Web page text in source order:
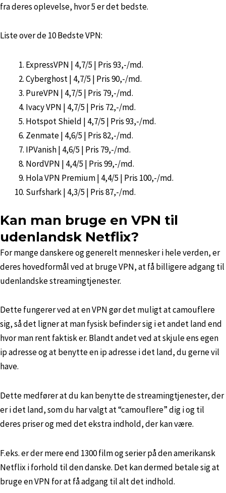
fra deres oplevelse, hvor 5 er det bedste.
Liste over de 10 Bedste VPN:
ExpressVPN | 4,7/5 | Pris 93,-/md.
Cyberghost | 4,7/5 | Pris 90,-/md.
PureVPN | 4,7/5 | Pris 79,-/md.
Ivacy VPN | 4,7/5 | Pris 72,-/md.
Hotspot Shield | 4,7/5 | Pris 93,-/md.
Zenmate | 4,6/5 | Pris 82,-/md.
IPVanish | 4,6/5 | Pris 79,-/md.
NordVPN | 4,4/5 | Pris 99,-/md.
Hola VPN Premium | 4,4/5 | Pris 100,-/md.
Surfshark | 4,3/5 | Pris 87,-/md.
Kan man bruge en VPN til
udenlandsk Netflix?
For mange danskere og generelt mennesker i hele verden, er
deres hovedformål ved at bruge VPN, at få billigere adgang til
udenlandske streamingtjenester.
Dette fungerer ved at en VPN gør det muligt at camouflere
sig, så det ligner at man fysisk befinder sig i et andet land end
hvor man rent faktisk er. Blandt andet ved at skjule ens egen
ip adresse og at benytte en ip adresse i det land, du gerne vil
have.
Dette medfører at du kan benytte de streamingtjenester, der
er i det land, som du har valgt at “camouflere” dig i og til
deres priser og med det ekstra indhold, der kan være.
F.eks. er der mere end 1300 film og serier på den amerikansk
Netflix i forhold til den danske. Det kan dermed betale sig at
bruge en VPN for at få adgang til alt det indhold.